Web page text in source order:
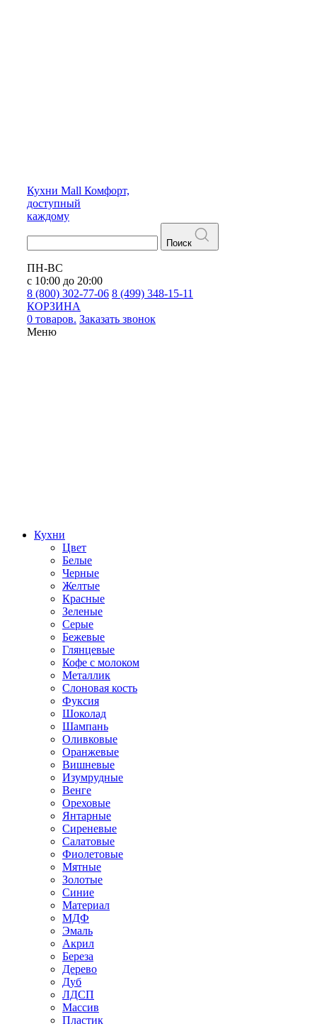
Кухни Mall Комфорт,
доступный
каждому
Поиск
ПН-ВС
с 10:00 до 20:00
8 (800) 302-77-06 8 (499) 348-15-11
КОРЗИНА
0 товаров. Заказать звонок
Меню
Кухни
Цвет
Белые
Черные
Желтые
Красные
Зеленые
Серые
Бежевые
Глянцевые
Кофе с молоком
Металлик
Слоновая кость
Фуксия
Шоколад
Шампань
Оливковые
Оранжевые
Вишневые
Изумрудные
Венге
Ореховые
Янтарные
Сиреневые
Салатовые
Фиолетовые
Мятные
Золотые
Синие
Материал
МДФ
Эмаль
Акрил
Береза
Дерево
Дуб
ЛДСП
Массив
Пластик